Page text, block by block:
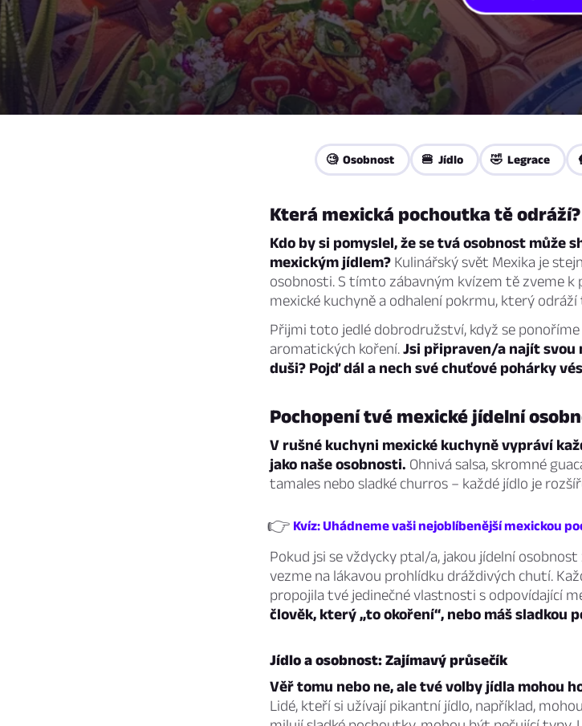
🧐 Osobnost 🍔 Jídlo 🤣 Legrace
Která mexická pochoutka tě odráží?
Kdo by si pomyslel, že se tvá osobnost může
mexickým jídlem? Kulinářský svět Mexika je
osobnosti. S tímto zábavným kvízem tě zveme
mexické kuchyně a odhalení pokrmu, který
Přijmi toto jedlé dobrodružství, když se
aromatických koření.Jsi připraven/a najít svou
duši? Pojď dál a nech své chuťové pohárky
Pochopení tvé mexické jídelní
V rušné kuchyni mexické kuchyně vypráví
jako naše osobnosti. Ohnivá salsa, skromné
tamales nebo sladké churros – každé jídlo je
👉 Kvíz: Uhádneme vaši nejoblíbenější mexickou
Pokud jsi se vždycky ptal/a, jakou jídelní
vezme na lákavou prohlídku dráždivých chutí.
propojila tvé jedinečné vlastnosti s odpovídající
člověk, který „to okoření“, nebo máš sladkou
Jídlo a osobnost: Zajímavý průsečík
Věř tomu nebo ne, ale tvé volby jídla mohou
Lidé, kteří si užívají pikantní jídlo, například,